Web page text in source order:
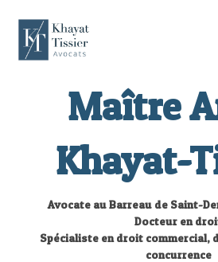
Maître
Khayat-
Avocate au Barreau de Saint-
Docteur en
Spécialiste en droit commercial,
concurrence